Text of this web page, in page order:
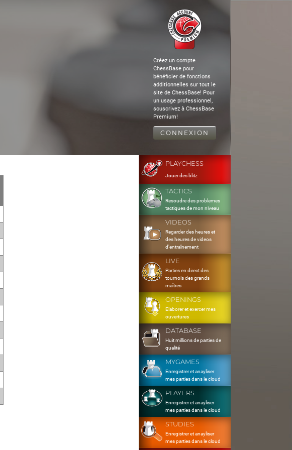
Créez un compte
ChessBase pour
bénéficier de fonctions
additionnelles sur tout le
site de ChessBase! Pour
un usage professionnel,
souscrivez à ChessBase
Premium!
CONNEXION
PLAYCHESS
Jouer des blitz
TACTICS
Resoudre des problemes
tactiques de mon niveau
VIDEOS
Regarder des heures et
des heures de videos
d'entraînement
LIVE
Parties en direct des
tournois des grands
maîtres
OPENINGS
Elaborer et exercer mes
ouvertures
DATABASE
Huit millions de parties de
qualité
MYGAMES
Enregistrer et anayliser
mes parties dans le cloud
PLAYERS
Enregistrer et anayliser
mes parties dans le cloud
STUDIES
Enregistrer et anayliser
mes parties dans le cloud